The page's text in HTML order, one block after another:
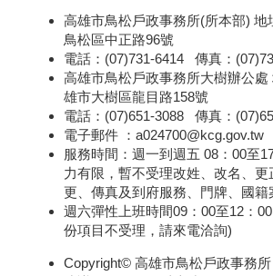
高雄市鳥松戶政事務所(所本部) 地
鳥松區中正路96號
電話：(07)731-6414 傳真：
高雄市鳥松戶政事務所大樹辦公處
雄市大樹區龍目路158號
電話：(07)651-3088 傳真：
電子郵件 ：a024700@kcg.gov.tw
服務時間：週一到週五 08：00至
力有限，暫不受理改姓、改名、
更、傳真及到府服務、門牌、國籍
週六彈性上班時間09：00至12：
份項目不受理，請來電洽詢)
Copyright© 高雄市鳥松戶政事務所